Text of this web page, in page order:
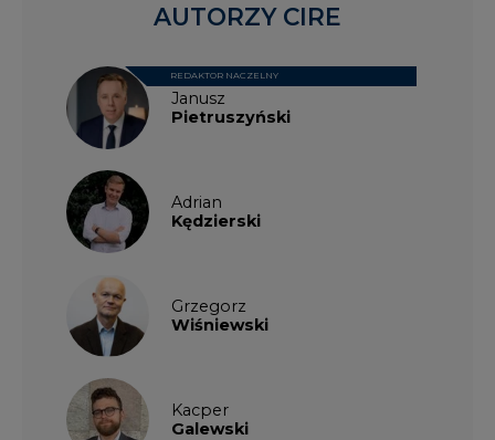
Janusz
Pietruszyński
REDAKTOR NACZELNY
Adrian
Kędzierski
Grzegorz
Wiśniewski
Kacper
Galewski
AUTORZY CIRE